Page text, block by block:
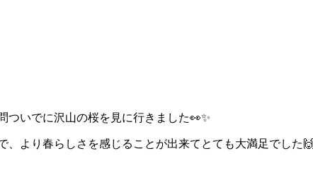
ついでに沢山の桜を見に行きました👀✨
より春らしさを感じることが出来てとても大満足でした🙌